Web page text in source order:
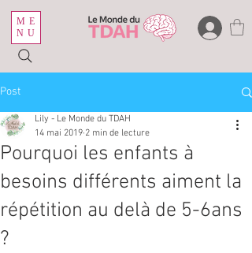
ME
NU
Post
Pourquoi les enfants à
besoins différents aiment la
répétition au delà de 5-6ans
?
Lily - Le Monde du TDAH
14 mai 2019 2 min de lecture